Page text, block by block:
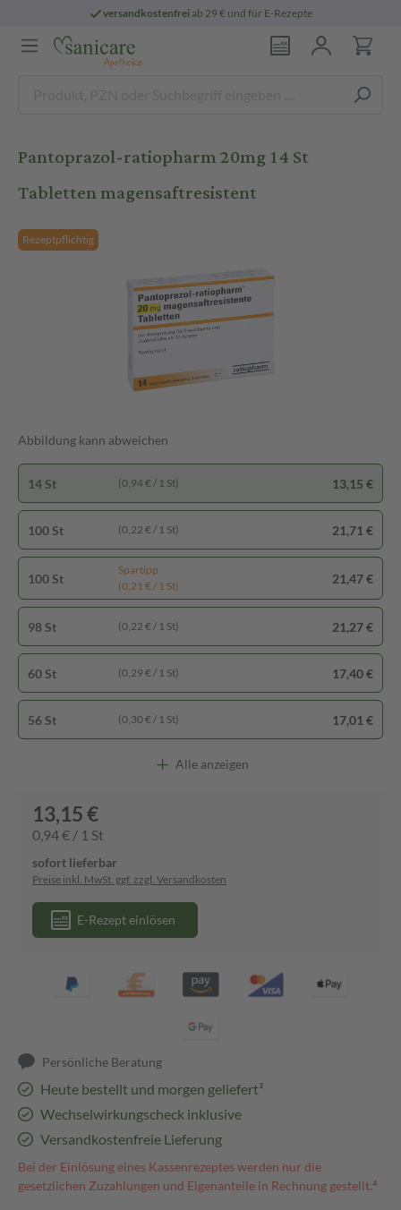
versandkostenfreiab 29 € und für E-Rezepte
Pantoprazol-ratiopharm 20mg 14 St
Tabletten magensaftresistent
Rezeptpflichtig
Abbildung kann abweichen
100 St (0,22 € / 1 St) 21,71 €
100 St
Spartipp
(0,21 € / 1 St)
21,47 €
98 St (0,22 € / 1 St) 21,27 €
60 St (0,29 € / 1 St) 17,40 €
56 St (0,30 € / 1 St) 17,01 €
14 St (0,94 € / 1 St) 13,15 €
Alle anzeigen
13,15 €
0,94 € / 1 St
sofort lieferbar
Preise inkl. MwSt. ggf. zzgl. Versandkosten
E-Rezept einlösen
Persönliche Beratung
Heute bestellt und morgen geliefert³
Wechselwirkungscheck inklusive
Versandkostenfreie Lieferung
Bei der Einlösung eines Kassenrezeptes werden nur die
gesetzlichen Zuzahlungen und Eigenanteile in Rechnung gestellt.⁴